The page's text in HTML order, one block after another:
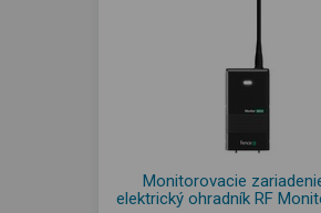
Monitorovacie
elektrický ohradník RF